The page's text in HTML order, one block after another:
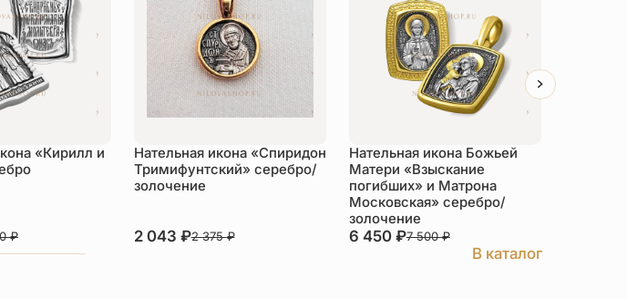
«Кирилл и
₽
Нательная икона «Спиридон
Тримифунтский» серебро/
золочение
2 043 ₽2 375₽
Нательная икона Божьей
Матери «Взыскание
погибших» и Матрона
Московская» серебро/
золочение
6 450 ₽7 500₽
В каталог